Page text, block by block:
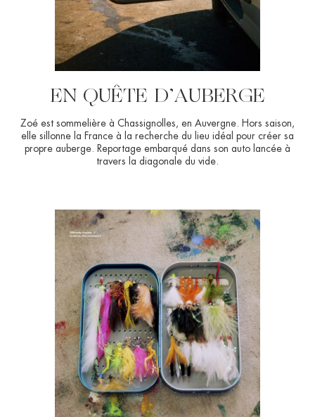
EN QUÊTE D’AUBERGE
Zoé est sommelière à Chassignolles, en Auvergne. Hors saison,
elle sillonne la France à la recherche du lieu idéal pour créer sa
propre auberge. Reportage embarqué dans son auto lancée à
travers la diagonale du vide.